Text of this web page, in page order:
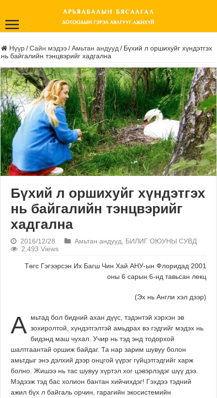
Нүүр / Сайн мэдээ / Амьтан андууд / Бүхий л оршихуйг хүндэтгэх
нь байгалийн тэнцвэрийг хадгална
Бүхий л оршихуйг хүндэтгэх
нь байгалийн тэнцвэрийг
хадгална
2016/12/28 Амьтан андууд
БИЛИГ ОЮУНЫ СУВД
2,493 Views
Төгс Гэгээрсэн Их Багш Чин Хай АНУ-ын Флоридад 2001
оны 6 сарын 6-нд тавьсан лекц
(Эх нь Англи хэл дээр)
А мьтад бол бидний ахан дүүс, тэдэнтэй хэрхэн эв
зохиролтой, хүндэтгэлтэй амьдрах вэ гэдгийг мэдэх нь
бидэнд маш чухал. Учир нь тэд энд тодорхой
шалтгаантай оршиж байдаг. Та нар зарим шувуу болон
амьтдыг энэ дэлхий дээр онцгой үүрэг гүйцэтгэдгийг харж
болно. Жишээ нь тас шувуу хүртэл хог цэвэрлэдэг шүү дээ.
Мэдээж тэд бас холион бантан хийчихдэг! Гэхдээ тэдний
ажил бүх л байгаль орчин, гарагийн экосистемийн